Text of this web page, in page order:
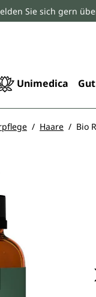
springenSie sich gern
Unimedica
Haare Bio